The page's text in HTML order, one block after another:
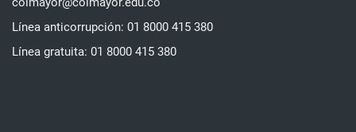
Línea anticorrupción: 01 8000 415 380
Línea gratuita: 01 8000 415 380